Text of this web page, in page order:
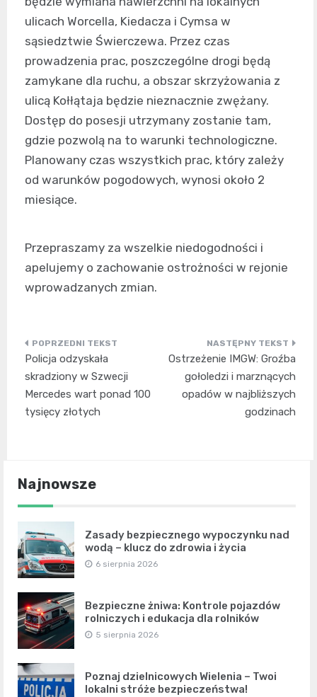
ulicach Worcella, Kiedacza i Cymsa w
sąsiedztwie Świerczewa. Przez czas
prowadzenia prac, poszczególne drogi będą
zamykane dla ruchu, a obszar skrzyżowania z
ulicą Kołłątaja będzie nieznacznie zwężany.
Dostęp do posesji utrzymany zostanie tam,
gdzie pozwolą na to warunki technologiczne.
Planowany czas wszystkich prac, który zależy
od warunków pogodowych, wynosi około 2
miesiące.
Przepraszamy za wszelkie niedogodności i
apelujemy o zachowanie ostrożności w rejonie
wprowadzanych zmian.
Nawigacja
wpisu
Policja odzyskała
skradziony w Szwecji
Mercedes wart ponad 100
tysięcy złotych
Ostrzeżenie IMGW: Groźba
gołoledzi i marznących
opadów w najbliższych
godzinach
Najnowsze
Zasady bezpiecznego wypoczynku nad
wodą – klucz do zdrowia i życia
6 sierpnia 2026
Bezpieczne żniwa: Kontrole pojazdów
rolniczych i edukacja dla rolników
5 sierpnia 2026
Poznaj dzielnicowych Wielenia – Twoi
lokalni stróże bezpieczeństwa!